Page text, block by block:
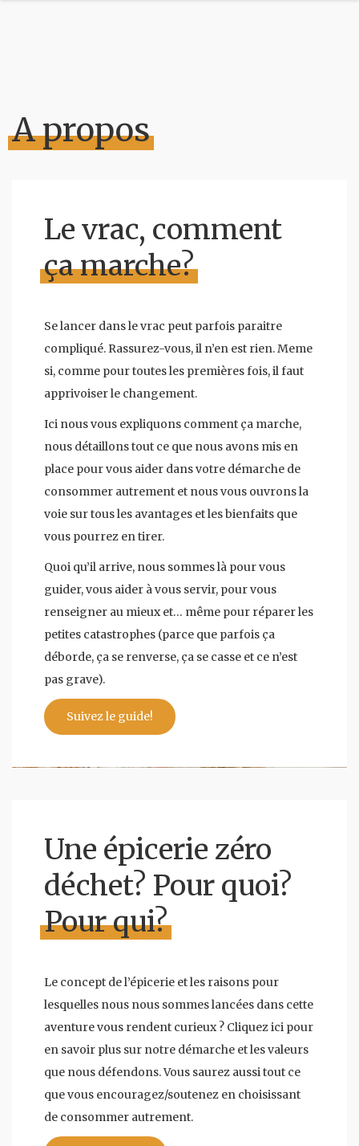
A propos
Le vrac, comment
ça marche?
Se lancer dans le vrac peut parfois paraitre
compliqué. Rassurez-vous, il n’en est rien. Meme
si, comme pour toutes les premières fois, il faut
apprivoiser le changement.
Ici nous vous expliquons comment ça marche,
nous détaillons tout ce que nous avons mis en
place pour vous aider dans votre démarche de
consommer autrement et nous vous ouvrons la
voie sur tous les avantages et les bienfaits que
vous pourrez en tirer.
Quoi qu’il arrive, nous sommes là pour vous
guider, vous aider à vous servir, pour vous
renseigner au mieux et… même pour réparer les
petites catastrophes (parce que parfois ça
déborde, ça se renverse, ça se casse et ce n’est
pas grave).
Suivez le guide!
Une épicerie zéro
déchet? Pour quoi?
Pour qui?
Le concept de l’épicerie et les raisons pour
lesquelles nous nous sommes lancées dans cette
aventure vous rendent curieux ? Cliquez ici pour
en savoir plus sur notre démarche et les valeurs
que nous défendons. Vous saurez aussi tout ce
que vous encouragez/soutenez en choisissant
de consommer autrement.